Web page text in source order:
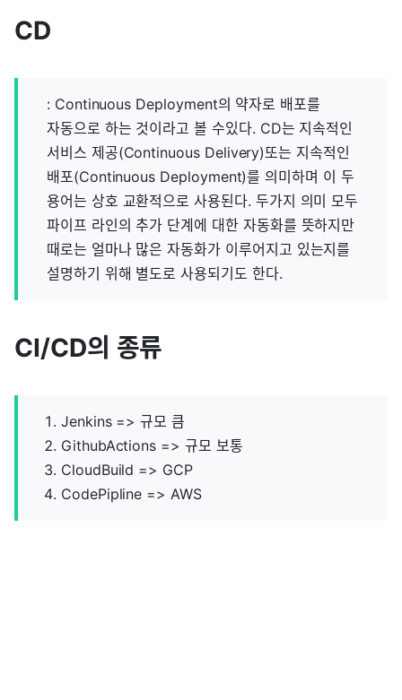
CD
: Continuous Deployment의 약자로 배포를
자동으로 하는 것이라고 볼 수있다. CD는 지속적인
서비스 제공(Continuous Delivery)또는 지속적인
배포(Continuous Deployment)를 의미하며 이 두
용어는 상호 교환적으로 사용된다. 두가지 의미 모두
파이프 라인의 추가 단계에 대한 자동화를 뜻하지만
때로는 얼마나 많은 자동화가 이루어지고 있는지를
설명하기 위해 별도로 사용되기도 한다.
CI/CD의 종류
Jenkins => 규모 큼
GithubActions => 규모 보통
CloudBuild => GCP
CodePipline => AWS